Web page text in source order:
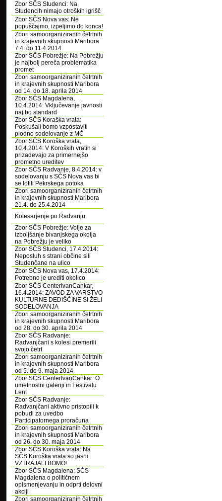
Zbor SČS Studenci: Na
Studencih nimajo otroških igrišč
Zbor SČS Nova vas: Ne
popuščajmo, izpeljimo do konca!
Zbori samoorganiziranih četrtnih
in krajevnih skupnosti Maribora
7.4. do 11.4.2014
Zbor SČS Pobrežje: Na Pobrežju
je najbolj pereča problematika
promet
Zbori samoorganiziranih četrtnih
in krajevnih skupnosti Maribora
od 14. do 18. aprila 2014
Zbor SČS Magdalena,
10.4.2014: Vključevanje javnosti
naj bo standard
Zbor SČS Koraška vrata:
Poskušali bomo vzpostaviti
plodno sodelovanje z MČ
Zbor SČS Koroška vrata,
10.4.2014: V Koroških vratih si
prizadevajo za primernejšo
prometno ureditev
Zbor SČS Radvanje, 8.4.2014: v
sodelovanju s SČS Nova vas bi
se lotili Pekrskega potoka
Zbori samoorganiziranih četrtnih
in krajevnih skupnosti Maribora
21.4. do 25.4.2014
Kolesarjenje po Radvanju
Zbor SČS Pobrežje: Volje za
izboljšanje bivanjskega okolja
na Pobrežju je veliko
Zbor SČS Studenci, 17.4.2014:
Neposluh s strani občine sili
Studenčane na ulico
Zbor SČS Nova vas, 17.4.2014:
Potrebno je urediti okolico
Zbor SČS CenterIvanCankar,
16.4.2014: ZAVOD ZA VARSTVO
KULTURNE DEDIŠČINE SI ŽELI
SODELOVANJA
Zbori samoorganiziranih četrtnih
in krajevnih skupnosti Maribora
od 28. do 30. aprila 2014
Zbor SČS Radvanje:
Radvanjčani s kolesi premerili
svojo četrt
Zbori samoorganiziranih četrtnih
in krajevnih skupnosti Maribora
od 5. do 9. maja 2014
Zbor SČS CenterIvanCankar: O
umetnostni galeriji in Festivalu
Lent
Zbor SČS Radvanje:
Radvanjčani aktivno pristopili k
pobudi za uvedbo
Participatornega proračuna
Zbori samoorganiziranih četrtnih
in krajevnih skupnosti Maribora
od 26. do 30. maja 2014
Zbor SČS Koroška vrata: Na
SČS Koroška vrata so jasni:
VZTRAJALI BOMO!
Zbor SČS Magdalena: SČS
Magdalena o političnem
opismenjevanju in odprti delovni
akciji
Zbori samoorganiziranih četrtnih